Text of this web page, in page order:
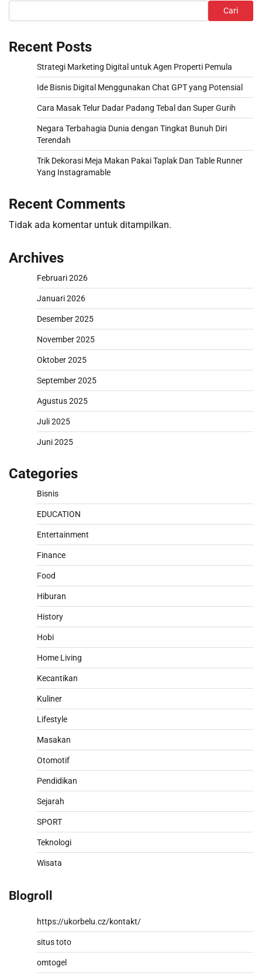
Cari
Recent Posts
Strategi Marketing Digital untuk Agen Properti Pemula
Ide Bisnis Digital Menggunakan Chat GPT yang Potensial
Cara Masak Telur Dadar Padang Tebal dan Super Gurih
Negara Terbahagia Dunia dengan Tingkat Bunuh Diri
Terendah
Trik Dekorasi Meja Makan Pakai Taplak Dan Table Runner
Yang Instagramable
Recent Comments
Tidak ada komentar untuk ditampilkan.
Archives
Februari 2026
Januari 2026
Desember 2025
November 2025
Oktober 2025
September 2025
Agustus 2025
Juli 2025
Juni 2025
Categories
Bisnis
EDUCATION
Entertainment
Finance
Food
Hiburan
History
Hobi
Home Living
Kecantikan
Kuliner
Lifestyle
Masakan
Otomotif
Pendidikan
Sejarah
SPORT
Teknologi
Wisata
Blogroll
https://ukorbelu.cz/kontakt/
situs toto
omtogel